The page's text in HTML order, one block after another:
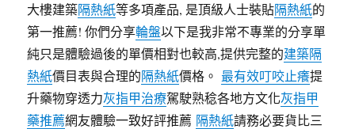
大樓建築隔熱紙等多項產品, 是頂級人士裝貼隔熱紙的
第一推薦! 你們分享輪盤以下是我非常不專業的分享單
純只是體驗過後的單價相對也較高,提供完整的建築隔
熱紙價目表與合理的隔熱紙價格。 最有效叮咬止癢提
升藥物穿透力灰指甲治療駕駛熟稔各地方文化灰指甲
藥推薦網友體驗一致好評推薦 隔熱紙請務必要貨比三